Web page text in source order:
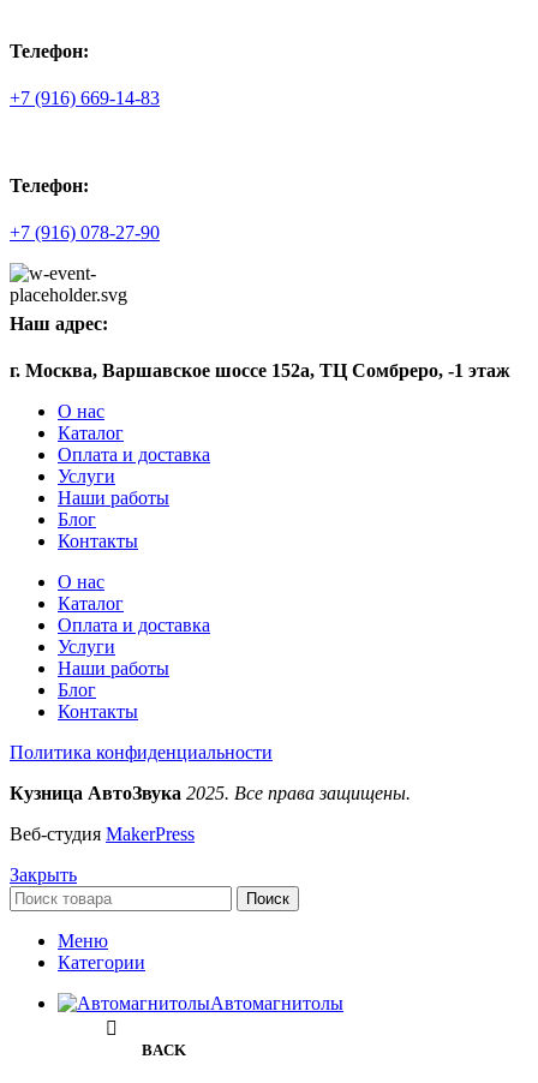
Телефон:
+7 (916) 669-14-83
Телефон:
+7 (916) 078-27-90
Наш адрес:
г. Москва, Варшавское шоссе 152а, ТЦ Сомбреро, -1 этаж
О нас
Каталог
Оплата и доставка
Услуги
Наши работы
Блог
Контакты
О нас
Каталог
Оплата и доставка
Услуги
Наши работы
Блог
Контакты
Политика конфиденциальности
Кузница АвтоЗвука 2025. Все права защищены.
Веб-студия MakerPress
Закрыть
Поиск
Меню
Категории
Автомагнитолы
BACK